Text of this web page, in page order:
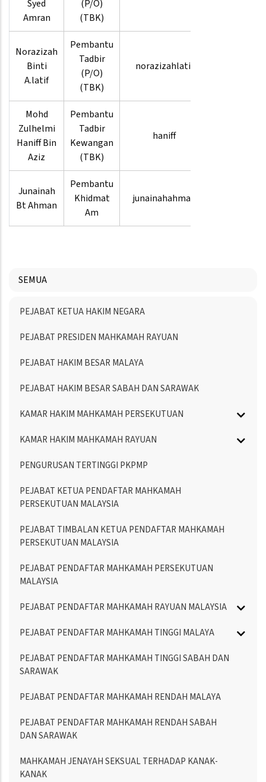
Syed
Amran
(P/O)
(TBK)
Norazizah
Binti
A.latif
Pembantu
Tadbir
(P/O)
(TBK)
norazizahlatif
Mohd
Zulhelmi
Haniff Bin
Aziz
Pembantu
Tadbir
Kewangan
(TBK)
haniff
Junainah
Bt Ahman
Pembantu
Khidmat
Am
junainahahman
SEMUA
Menu
PEJABAT KETUA HAKIM NEGARA
PEJABAT PRESIDEN MAHKAMAH RAYUAN
PEJABAT HAKIM BESAR MALAYA
PEJABAT HAKIM BESAR SABAH DAN SARAWAK
KAMAR HAKIM MAHKAMAH PERSEKUTUAN
KAMAR HAKIM MAHKAMAH RAYUAN
PENGURUSAN TERTINGGI PKPMP
PEJABAT KETUA PENDAFTAR MAHKAMAH
PERSEKUTUAN MALAYSIA
PEJABAT TIMBALAN KETUA PENDAFTAR MAHKAMAH
PERSEKUTUAN MALAYSIA
PEJABAT PENDAFTAR MAHKAMAH PERSEKUTUAN
MALAYSIA
PEJABAT PENDAFTAR MAHKAMAH RAYUAN MALAYSIA
PEJABAT PENDAFTAR MAHKAMAH TINGGI MALAYA
PEJABAT PENDAFTAR MAHKAMAH TINGGI SABAH DAN
SARAWAK
PEJABAT PENDAFTAR MAHKAMAH RENDAH MALAYA
PEJABAT PENDAFTAR MAHKAMAH RENDAH SABAH
DAN SARAWAK
MAHKAMAH JENAYAH SEKSUAL TERHADAP KANAK-
KANAK